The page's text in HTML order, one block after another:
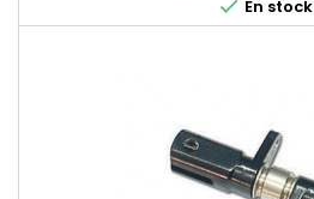
 En stock